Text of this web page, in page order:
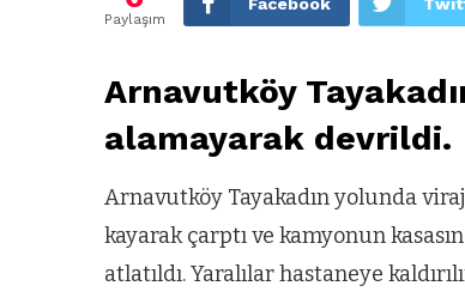
Paylaşım
Arnavutköy
alamayarak devrildi.
Arnavutköy Tayakadın yolunda
kayarak çarptı ve kamyonun
atlatıldı. Yaralılar hastaneye